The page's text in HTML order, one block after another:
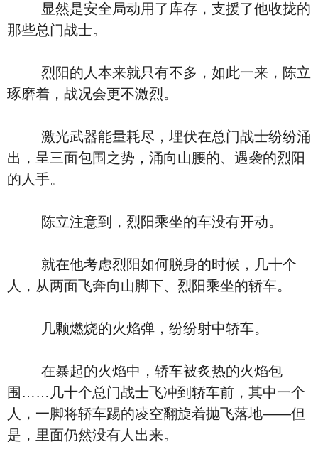
显然是安全局动用了库存，支援了他收拢的
那些总门战士。
烈阳的人本来就只有不多，如此一来，陈立
琢磨着，战况会更不激烈。
激光武器能量耗尽，埋伏在总门战士纷纷涌
出，呈三面包围之势，涌向山腰的、遇袭的烈阳
的人手。
陈立注意到，烈阳乘坐的车没有开动。
就在他考虑烈阳如何脱身的时候，几十个
人，从两面飞奔向山脚下、烈阳乘坐的轿车。
几颗燃烧的火焰弹，纷纷射中轿车。
在暴起的火焰中，轿车被炙热的火焰包
围……几十个总门战士飞冲到轿车前，其中一个
人，一脚将轿车踢的凌空翻旋着抛飞落地――但
是，里面仍然没有人出来。